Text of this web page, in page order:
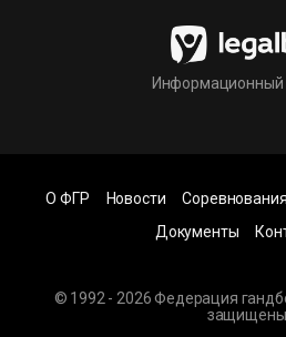
Информационный
© 1992 - 2026 Федерация
защищены.
О ФГР Новости Соревнования
Документы